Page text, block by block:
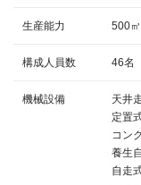
生産能力 500
構成人員数 46名
機械設備
天井
定置
コン
養生
自走